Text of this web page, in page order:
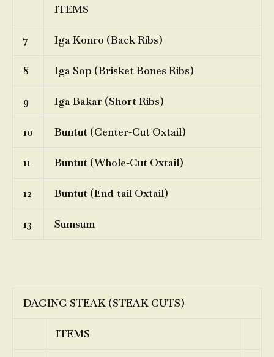
ITEMS
7 Iga Konro (Back Ribs)
8 Iga Sop (Brisket Bones Ribs)
9 Iga Bakar (Short Ribs)
10 Buntut (Center-Cut Oxtail)
11 Buntut (Whole-Cut Oxtail)
12 Buntut (End-tail Oxtail)
13 Sumsum
DAGING STEAK (STEAK CUTS)
ITEMS